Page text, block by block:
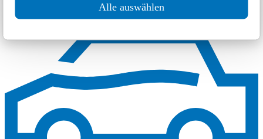
Alle auswählenمواقع أخرى قريبة من